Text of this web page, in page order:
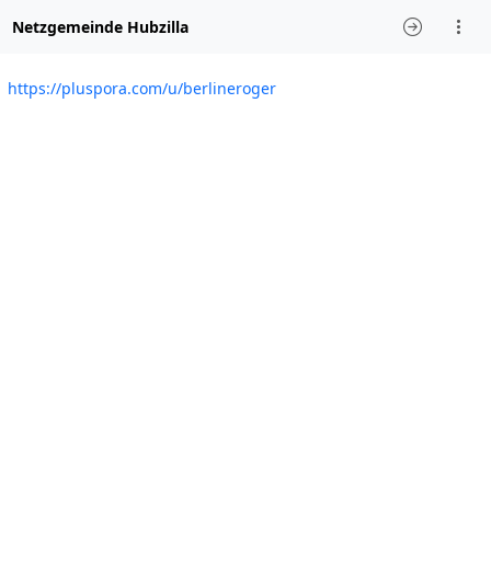
Netzgemeinde Hubzilla
https://pluspora.com/u/berlineroger